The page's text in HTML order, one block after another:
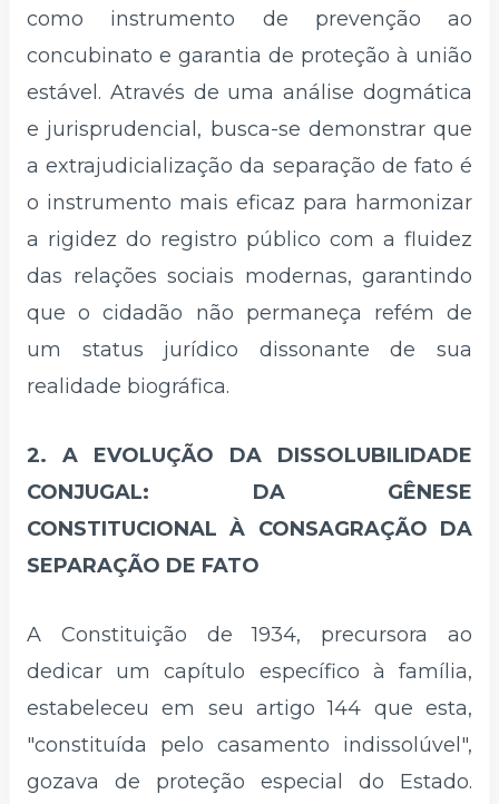
como instrumento de prevenção ao
concubinato e garantia de proteção à união
estável. Através de uma análise dogmática
e jurisprudencial, busca-se demonstrar que
a extrajudicialização da separação de fato é
o instrumento mais eficaz para harmonizar
a rigidez do registro público com a fluidez
das relações sociais modernas, garantindo
que o cidadão não permaneça refém de
um status jurídico dissonante de sua
realidade biográfica.
2. A EVOLUÇÃO DA DISSOLUBILIDADE
CONJUGAL: DA GÊNESE
CONSTITUCIONAL À CONSAGRAÇÃO DA
SEPARAÇÃO DE FATO
A Constituição de 1934, precursora ao
dedicar um capítulo específico à família,
estabeleceu em seu artigo 144 que esta,
"constituída pelo casamento indissolúvel",
gozava de proteção especial do Estado.